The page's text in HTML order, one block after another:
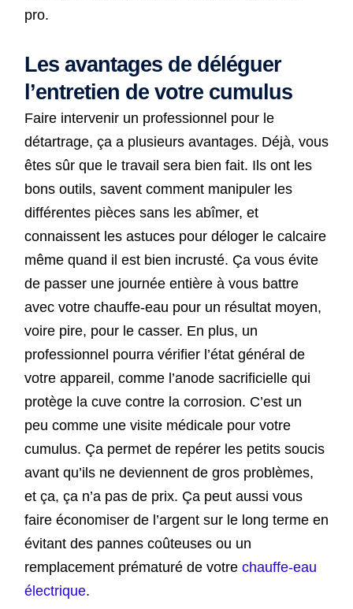
pro.
Les avantages de déléguer
l’entretien de votre cumulus
Faire intervenir un professionnel pour le
détartrage, ça a plusieurs avantages. Déjà, vous
êtes sûr que le travail sera bien fait. Ils ont les
bons outils, savent comment manipuler les
différentes pièces sans les abîmer, et
connaissent les astuces pour déloger le calcaire
même quand il est bien incrusté. Ça vous évite
de passer une journée entière à vous battre
avec votre chauffe-eau pour un résultat moyen,
voire pire, pour le casser. En plus, un
professionnel pourra vérifier l’état général de
votre appareil, comme l’anode sacrificielle qui
protège la cuve contre la corrosion. C’est un
peu comme une visite médicale pour votre
cumulus. Ça permet de repérer les petits soucis
avant qu’ils ne deviennent de gros problèmes,
et ça, ça n’a pas de prix. Ça peut aussi vous
faire économiser de l’argent sur le long terme en
évitant des pannes coûteuses ou un
remplacement prématuré de votre chauffe-eau
électrique.